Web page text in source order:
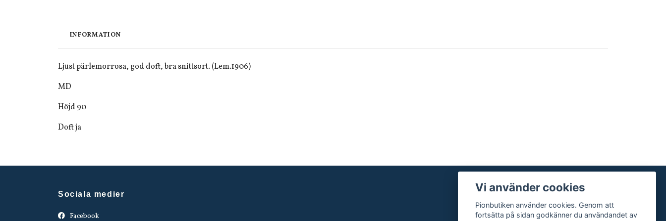
INFORMATION
Ljust pärlemorrosa, god doft, bra snittsort. (Lem.1906)
MD
Höjd 90
Doft ja
Sociala medier
Facebook
Vi använder cookies
Pionbutiken använder cookies. Genom att
fortsätta på sidan godkänner du användandet av